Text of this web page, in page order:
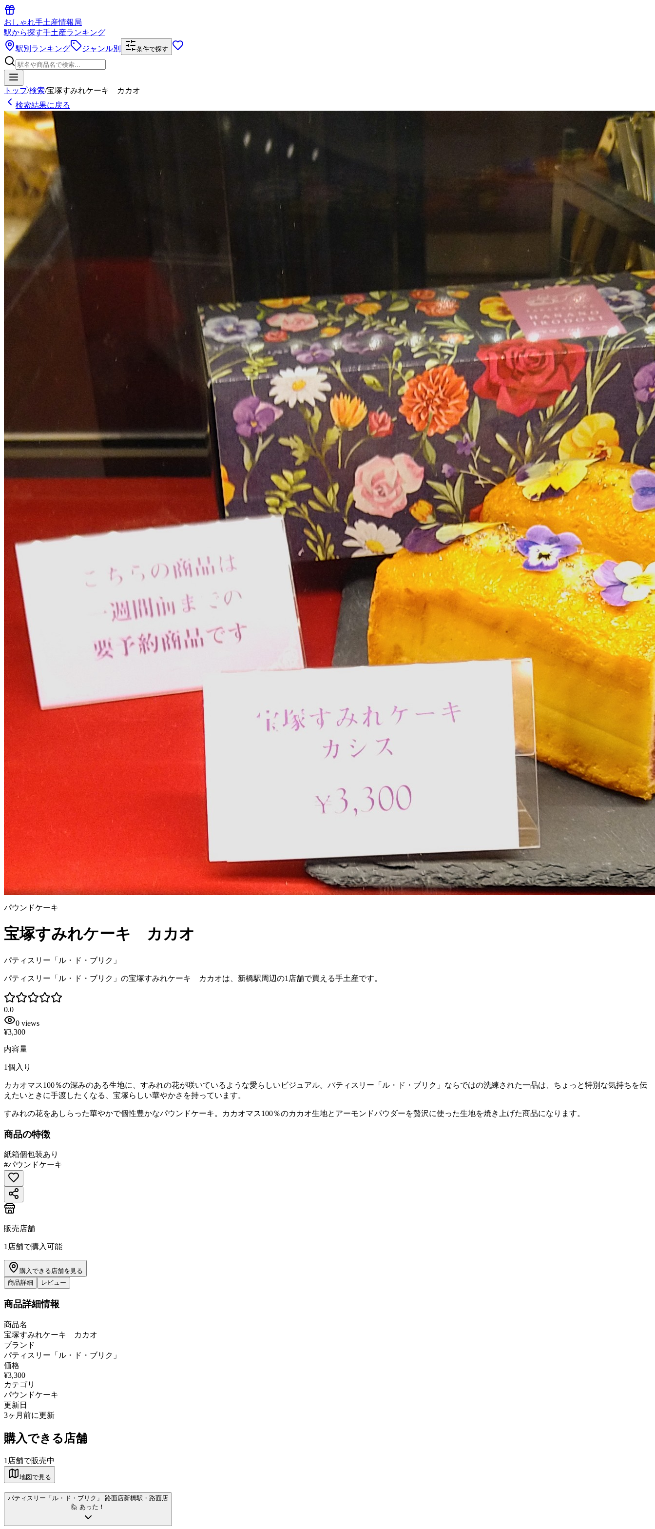
おしゃれ手土産情報局
駅から探す手土産ランキング
駅別ランキング
ジャンル別 条件で探す
トップ/検索/宝塚すみれケーキ カカオ
検索結果に戻る
パウンドケーキ
宝塚すみれケーキ カカオ
パティスリー「ル・ド・ブリク」
パティスリー「ル・ド・ブリク」の宝塚すみれケーキ カカオは、新橋駅周辺の1店舗で買える手土産です。
0.0
0 views
¥3,300
内容量
1個入り
カカオマス100％の深みのある生地に、すみれの花が咲いているような愛らしいビジュアル。パティスリー「ル・ド・ブリク」ならではの洗練された一品は、ちょっと特別な気持ちを伝
えたいときに手渡したくなる、宝塚らしい華やかさを持っています。
すみれの花をあしらった華やかで個性豊かなパウンドケーキ。カカオマス100％のカカオ生地とアーモンドパウダーを贅沢に使った生地を焼き上げた商品になります。
商品の特徴
紙箱個包装あり
#パウンドケーキ
販売店舗
1 店舗で購入可能
購入できる店舗を見る
商品詳細
レビュー
商品詳細情報
商品名
宝塚すみれケーキ カカオ
ブランド
パティスリー「ル・ド・ブリク」
価格
¥3,300
カテゴリ
パウンドケーキ
更新日
3ヶ月前に更新
購入できる店舗
1 店舗で販売中
地図で見る
パティスリー「ル・ド・ブリク」 路面店新橋駅 ・路面店
🙋 あった！